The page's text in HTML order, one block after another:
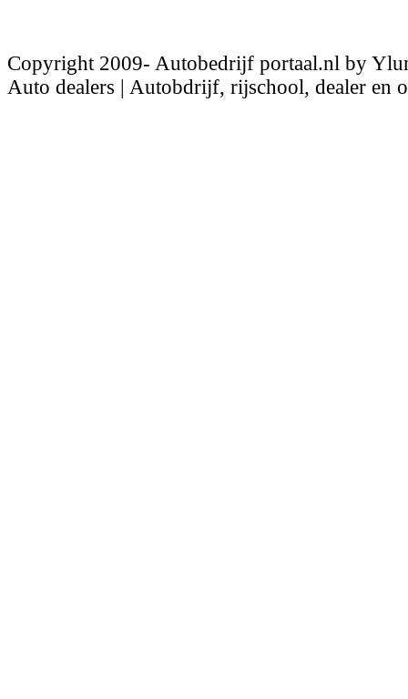
Copyright 2009- Autobedrijf portaal.nl by
Auto dealers | Autobdrijf, rijschool, dealer en